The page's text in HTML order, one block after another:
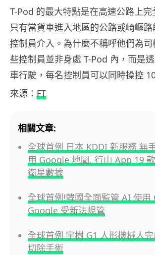
T-Pod 的最大特點是在高速公路上完
只有當貨車進入地區的公路或崎嶇
控制員介入。為什麼不稱呼他們為
些控制員並非身處 T-Pod 內，而是
車行駛，每名控制員可以同時操控
來源： FT
相關文章:
全球首例 日本 KDDI 新服務 無
用 Google 地圖, 行山 App 19
衛星數據
全球首例!韓國全面監管 AI 使用
Google 受新法規管
全球首例 宇樹 G1 人形機械人
切除手術